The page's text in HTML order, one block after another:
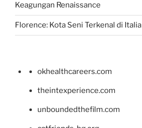
Keagungan Renaissance
Florence: Kota Seni Terkenal di Italia
okhealthcareers.com
theintexperience.com
unboundedthefilm.com